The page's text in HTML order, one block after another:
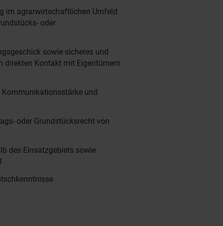
im agrarwirtschaftlichen Umfeld
oder
sowie sicheres und
direkten Kontakt mit Eigentümern
und
oder Grundstücksrecht von
des Einsatzgebiets sowie